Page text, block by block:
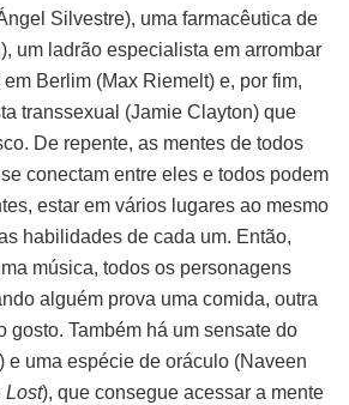
Silvestre), uma farmacêutica de
um ladrão especialista em arrombar
Berlim (Max Riemelt) e, por fim,
transsexual (Jamie Clayton) que
De repente, as mentes de todos
conectam entre eles e todos podem
estar em vários lugares ao mesmo
habilidades de cada um. Então,
música, todos os personagens
alguém prova uma comida, outra
gosto. Também há um sensate do
e uma espécie de oráculo (Naveen
Lost), que consegue acessar a mente